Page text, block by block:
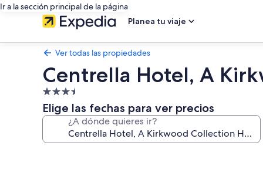
Ir a la sección principal de la página
Planea tu viaje
Ver todas las propiedades
Centrella Hotel, A
Propiedad
de
3.5
estrellas
Elige las fechas para ver precios
¿A dónde quieres ir?